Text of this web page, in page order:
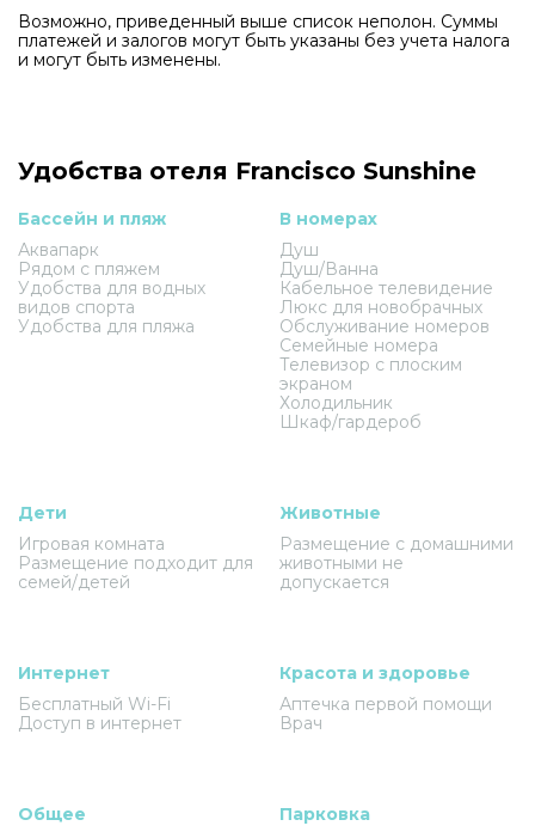
Возможно, приведенный выше список неполон. Суммы
платежей и залогов могут быть указаны без учета налога
и могут быть изменены.
Удобства отеля Francisco Sunshine
Бассейн и пляж
Аквапарк
Рядом с пляжем
Удобства для водных
видов спорта
Удобства для пляжа
В номерах
Душ
Душ/Ванна
Кабельное телевидение
Люкс для новобрачных
Обслуживание номеров
Семейные номера
Телевизор с плоским
экраном
Холодильник
Шкаф/гардероб
Дети
Игровая комната
Размещение подходит для
семей/детей
Животные
Размещение с домашними
животными не
допускается
Интернет
Бесплатный Wi-Fi
Доступ в интернет
Красота и здоровье
Аптечка первой помощи
Врач
Общее
Парковка